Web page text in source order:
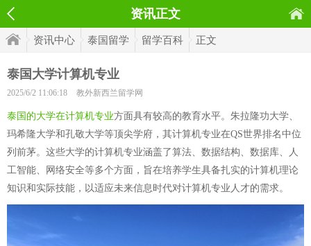
资讯正文
资讯中心 泰国留学 留学百科 正文
泰国大学计算机专业
2025/6/2 11:06:18 教外新西兰留学网
泰国的大学在计算机专业方面具有较高的教育水平。朱拉隆功大学、
玛希隆大学和孔敬大学等顶尖学府，其计算机专业在QS世界排名中位
列前茅。这些大学的计算机专业涵盖了算法、数据结构、数据库、人
工智能、网络安全等多个方面，旨在培养学生具备扎实的计算机理论
知识和实际技能，以适应未来信息时代对计算机专业人才的需求。